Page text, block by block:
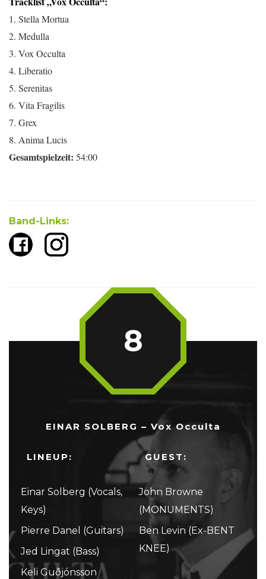
1. Stella Mortua
2. Medulla
3. Vox Occulta
4. Liberatio
5. Serenitas
6. Vita Fragilis
7. Grex
8. Anima Lucis
Gesamtspielzeit: 54:00
Band-Links:
EINAR SOLBERG – Vox Occulta
LINEUP:
Einar Solberg (Vocals,
Keys)
Pierre Danel (Guitars)
Jed Lingat (Bass)
Keli Guðjónsson
GUEST:
John Browne
(MONUMENTS)
Ben Levin (Ex-BENT
KNEE)
8